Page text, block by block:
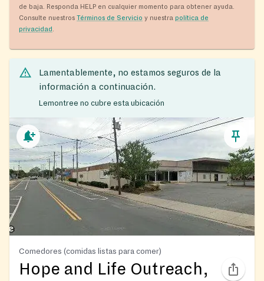
de baja. Responda HELP en cualquier momento para obtener ayuda.
Consulte nuestros Términos de Servicio y nuestra política de
privacidad
Lamentablemente, no estamos seguros de la
información a continuación.
Lemontree no cubre esta ubicación
Comedores (comidas listas para comer)
Hope and Life Outreach,